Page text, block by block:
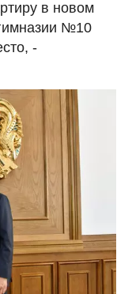
в новом
№10
-